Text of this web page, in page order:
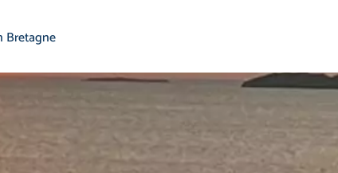
Bretagne